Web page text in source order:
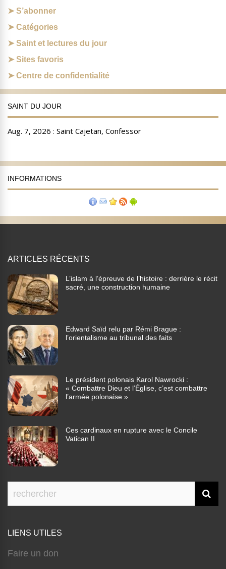
S’abonner
Catégories
Saint et lectures du jour
Sites favoris
Centre de confidentialité
SAINT DU JOUR
INFORMATIONS
ARTICLES RÉCENTS
L’islam à l’épreuve de l’histoire : derrière le récit
sacré, une construction humaine
Edward Saïd relu par Rémi Brague :
l’orientalisme au tribunal des faits
Le président polonais Karol Nawrocki :
« Combattre Dieu et l’Église, c’est combattre
l’armée polonaise »
Ces cardinaux en rupture avec le Concile
Vatican II
LIENS UTILES
Faire un don